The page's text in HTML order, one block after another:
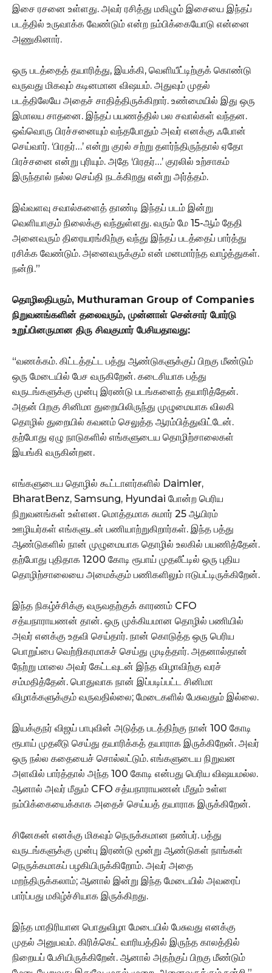
இசை ரசனை உள்ளது. அவர் ரசித்து மகிழும் இசையை இந்தப்
படத்தில் உருவாக்க வேண்டும் என்ற நம்பிக்கையோடு என்னை
அணுகினார்.
ஒரு படத்தைத் தயாரித்து, இயக்கி, வெளியீட்டிற்குக் கொண்டு
வருவது மிகவும் கடினமான விஷயம். அதுவும் முதல்
படத்திலேயே அதைச் சாதித்திருக்கிறார். உண்மையில் இது ஒரு
இமாலய சாதனை. இந்தப் பயணத்தில் பல சவால்கள் வந்தன.
ஒவ்வொரு பிரச்சனையும் வந்தபோதும் அவர் எனக்கு ஃபோன்
செய்வார். ‘பிரதர்…’ என்று குரல் சற்று தளர்ந்திருந்தால் ஏதோ
பிரச்சனை என்று புரியும். அதே ‘பிரதர்…’ குரலில் உற்சாகம்
இருந்தால் நல்ல செய்தி நடக்கிறது என்று அர்த்தம்.
இவ்வளவு சவால்களைத் தாண்டி இந்தப் படம் இன்று
வெளியாகும் நிலைக்கு வந்துள்ளது. வரும் மே 15-ஆம் தேதி
அனைவரும் திரையரங்கிற்கு வந்து இந்தப் படத்தைப் பார்த்து
ரசிக்க வேண்டும். அனைவருக்கும் என் மனமார்ந்த வாழ்த்துகள்.
நன்றி.”
தொழிலதிபரும், Muthuraman Group of Companies
நிறுவனங்களின் தலைவரும், முன்னாள் சென்சார் போர்டு
உறுப்பினருமான திரு சிவகுமார் பேசியதாவது:
“வணக்கம். கிட்டத்தட்ட பத்து ஆண்டுகளுக்குப் பிறகு மீண்டும்
ஒரு மேடையில் பேச வருகிறேன். கடைசியாக பத்து
வருடங்களுக்கு முன்பு இரண்டு படங்களைத் தயாரித்தேன்.
அதன் பிறகு சினிமா துறையிலிருந்து முழுமையாக விலகி
தொழில் துறையில் கவனம் செலுத்த ஆரம்பித்துவிட்டேன்.
தற்போது ஏழு நாடுகளில் எங்களுடைய தொழிற்சாலைகள்
இயங்கி வருகின்றன.
எங்களுடைய தொழில் கூட்டாளர்களில் Daimler,
BharatBenz, Samsung, Hyundai போன்ற பெரிய
நிறுவனங்கள் உள்ளன. மொத்தமாக சுமார் 25 ஆயிரம்
ஊழியர்கள் எங்களுடன் பணியாற்றுகிறார்கள். இந்த பத்து
ஆண்டுகளில் நான் முழுமையாக தொழில் உலகில் பயணித்தேன்.
தற்போது புதிதாக 1200 கோடி ரூபாய் முதலீட்டில் ஒரு புதிய
தொழிற்சாலையை அமைக்கும் பணிகளிலும் ஈடுபட்டிருக்கிறேன்.
இந்த நிகழ்ச்சிக்கு வருவதற்குக் காரணம் CFO
சத்யநாராயணன் தான். ஒரு முக்கியமான தொழில் பணியில்
அவர் எனக்கு உதவி செய்தார். நான் கொடுத்த ஒரு பெரிய
பொறுப்பை வெற்றிகரமாகச் செய்து முடித்தார். அதனால்தான்
நேற்று மாலை அவர் கேட்டவுடன் இந்த விழாவிற்கு வரச்
சம்மதித்தேன். பொதுவாக நான் இப்படிப்பட்ட சினிமா
விழாக்களுக்கும் வருவதில்லை; மேடைகளில் பேசுவதும் இல்லை.
இயக்குநர் விஜய் பாபுவின் அடுத்த படத்திற்கு நான் 100 கோடி
ரூபாய் முதலீடு செய்து தயாரிக்கத் தயாராக இருக்கிறேன். அவர்
ஒரு நல்ல கதையைச் சொல்லட்டும். எங்களுடைய நிறுவன
அளவில் பார்த்தால் அந்த 100 கோடி என்பது பெரிய விஷயமல்ல.
ஆனால் அவர் மீதும் CFO சத்யநாராயணன் மீதும் உள்ள
நம்பிக்கையைக்காக அதைச் செய்யத் தயாராக இருக்கிறேன்.
சினேகன் எனக்கு மிகவும் நெருக்கமான நண்பர். பத்து
வருடங்களுக்கு முன்பு இரண்டு மூன்று ஆண்டுகள் நாங்கள்
நெருக்கமாகப் பழகியிருக்கிறோம். அவர் அதை
மறந்திருக்கலாம்; ஆனால் இன்று இந்த மேடையில் அவரைப்
பார்ப்பது மகிழ்ச்சியாக இருக்கிறது.
இந்த மாதிரியான பொதுவிழா மேடையில் பேசுவது எனக்கு
முதல் அனுபவம். கிரிக்கெட் வாரியத்தில் இருந்த காலத்தில்
நிறையப் பேசியிருக்கிறேன். ஆனால் அதற்குப் பிறகு மீண்டும்